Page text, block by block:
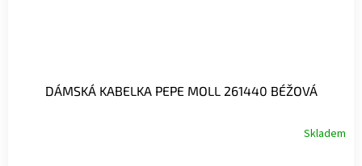
DÁMSKÁ KABELKA PEPE MOLL 261440 BÉŽOVÁ
Skladem